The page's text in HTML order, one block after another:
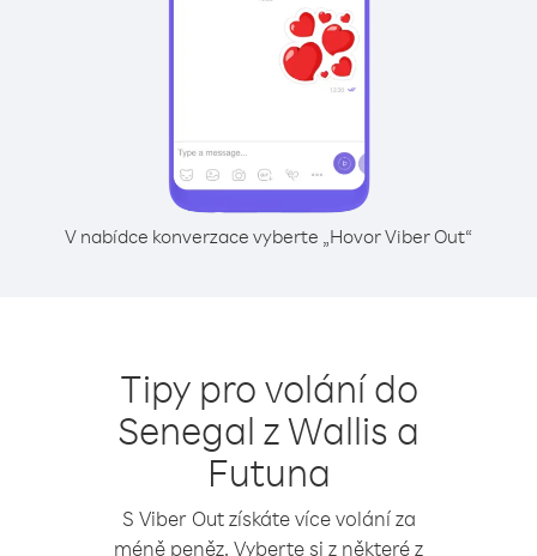
V nabídce konverzace vyberte „Hovor Viber Out“
Tipy pro volání do
Senegal z Wallis a
Futuna
S Viber Out získáte více volání za
méně peněz. Vyberte si z některé z